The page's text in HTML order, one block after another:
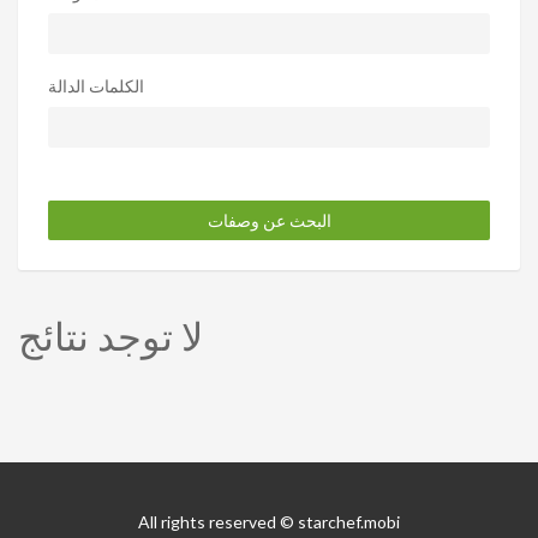
الكلمات الدالة
البحث عن وصفات
لا توجد نتائج
All rights reserved © starchef.mobi